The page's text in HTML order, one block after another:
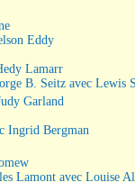
Eddy
Lamarr
B. Seitz avec Lewis
Garland
Ingrid Bergman
Lamont avec Louise